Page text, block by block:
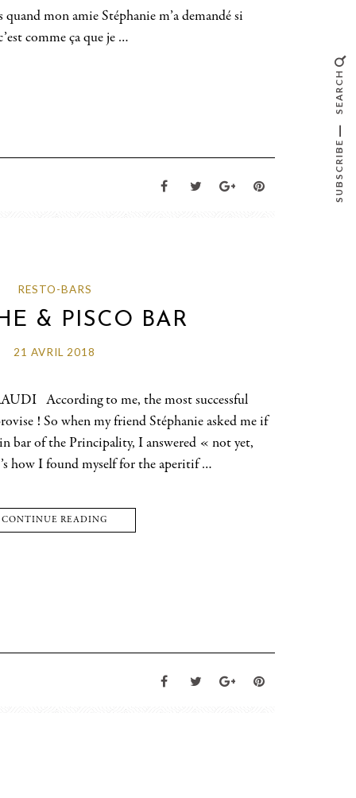
mon amie Stéphanie m’a demandé si
comme ça que je …
RESTO-BARS
& PISCO BAR
21 AVRIL 2018
According to me, the most successful
! So when my friend Stéphanie asked me if
bar of the Principality, I answered « not yet,
how I found myself for the aperitif …
CONTINUE READING
SEARCH
SUBSCRIBE